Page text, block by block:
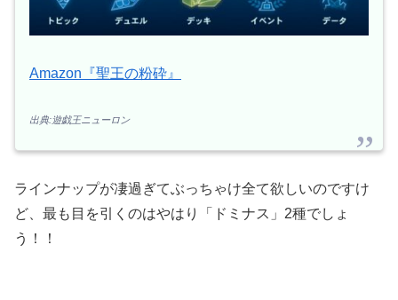
Amazon『聖王の粉砕』
出典:遊戯王ニューロン
ラインナップが凄過ぎてぶっちゃけ全て欲しいのですけ
ど、最も目を引くのはやはり「ドミナス」2種でしょ
う！！